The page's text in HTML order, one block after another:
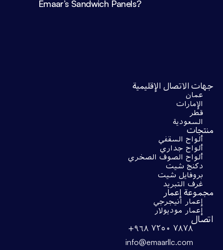
Emaar’s Sandwich Panels?
اتصال
+۹٦۸ ۷۲٥۰ ۷۸۷۸
info@emaarllc.com
مجموعة إعمار
إعمار انيجرجي
إعمار موديولار
منتجات
ألواح السقفي
ألواح جداري
ألواح الصوف الصخري
دكنج شيت
بروفايل شيت
غرف التبريد
جهات الاتصال الإقليمية
عمان
الإمارات
قطر
السعودية